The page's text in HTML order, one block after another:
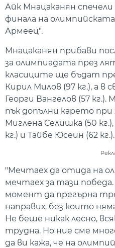
Айк Мнацаканян
финала на
Армеец".
Мнацаканян прибави
за олимпиадата през
класиците ще бъдат
Кирил Милов (97 кг.), а в
Георги Вангелов (57
пък допълни карето
Миглена Селишка (50
кг.) и Тайбе Юсеин (62 кг.).
"Мечтаех да отида на
мечтаех за тази
момент да прегърна
направих, без които
Не беше никак лесно,
трудна. Но ние сме
да ви кажа, че на